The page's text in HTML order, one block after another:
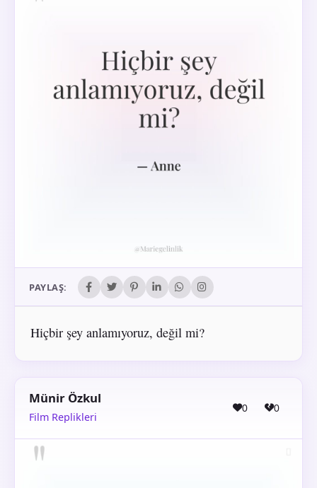
PAYLAŞ:
Hiçbir şey anlamıyoruz, değil mi?
Münir Özkul
Film Replikleri
0 0